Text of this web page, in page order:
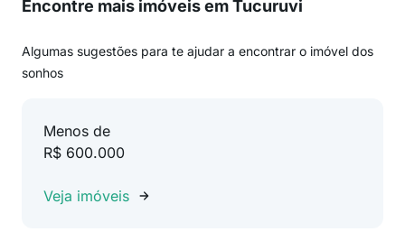
Encontre mais imóveis em Tucuruvi
Algumas sugestões para te ajudar a encontrar o imóvel dos
sonhos
Menos de
R$ 600.000
Veja imóveis